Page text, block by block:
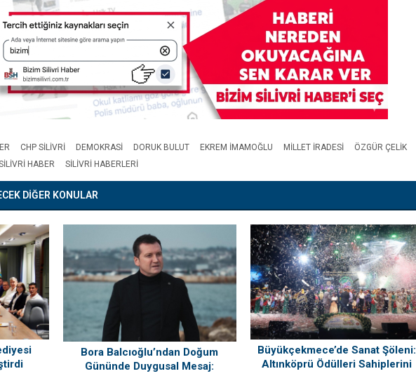
CHP SILIVRI DEMOKRASI DORUK BULUT EKREM IMAMOĞLU MILLET IRADESI
ÖZGÜR ÇELIK
HABER SILIVRI HABERLERI
DİĞER KONULAR
Bora Balcıoğlu’ndan Doğum
Gününde Duygusal Mesaj:
Büyükçekmece’de Sanat Şöleni:
Altınköprü Ödülleri Sahiplerini